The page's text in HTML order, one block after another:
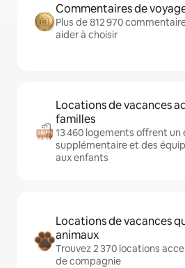
Commentaires de
Plus de 812 970
aider à choisir
Locations de vacances
familles
13 460 logements offrent un
supplémentaire et des
aux enfants
Locations de vacances
animaux
Trouvez 2 370 locations
de compagnie